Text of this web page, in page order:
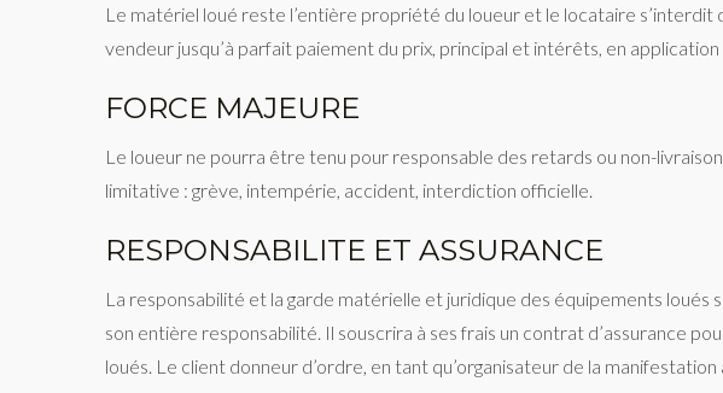
Le matériel loué reste l’entière propriété du loueur et le locataire
vendeur jusqu’à parfait paiement du prix, principal et intérêts, en
FORCE MAJEURE
Le loueur ne pourra être tenu pour responsable des retards ou non-
limitative : grève, intempérie, accident, interdiction officielle.
RESPONSABILITE ET ASSURANCE
La responsabilité et la garde matérielle et juridique des équipements
son entière responsabilité. Il souscrira à ses frais un contrat d’assurance
loués. Le client donneur d’ordre, en tant qu’organisateur de la